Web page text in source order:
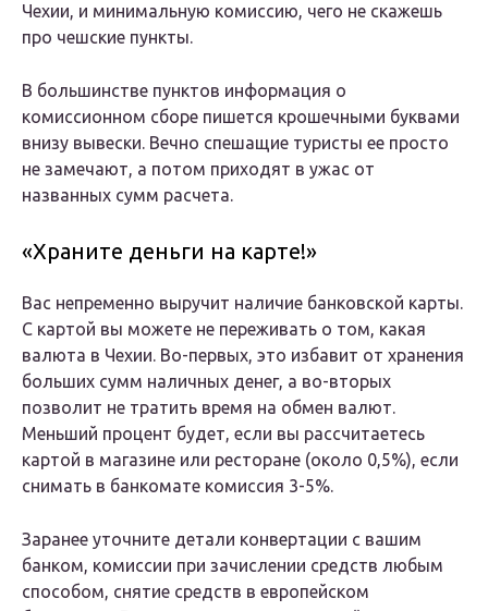
Чехии, и минимальную комиссию, чего не скажешь
про чешские пункты.
В большинстве пунктов информация о
комиссионном сборе пишется крошечными буквами
внизу вывески. Вечно спешащие туристы ее просто
не замечают, а потом приходят в ужас от
названных сумм расчета.
«Храните деньги на карте!»
Вас непременно выручит наличие банковской карты.
С картой вы можете не переживать о том, какая
валюта в Чехии. Во-первых, это избавит от хранения
больших сумм наличных денег, а во-вторых
позволит не тратить время на обмен валют.
Меньший процент будет, если вы рассчитаетесь
картой в магазине или ресторане (около 0,5%), если
снимать в банкомате комиссия 3-5%.
Заранее уточните детали конвертации с вашим
банком, комиссии при зачислении средств любым
способом, снятие средств в европейском